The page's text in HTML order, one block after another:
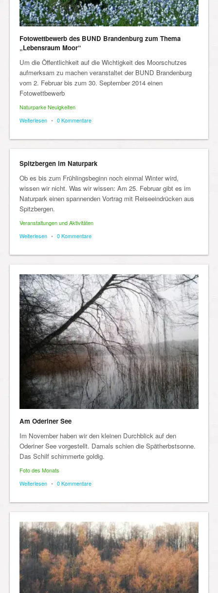
Fotowettbewerb des BUND Brandenburg zum Thema
„Lebensraum Moor“
Um die Öffentlichkeit auf die Wichtigkeit des Moorschutzes
aufmerksam zu machen veranstaltet der BUND Brandenburg
vom 2. Februar bis zum 30. September 2014 einen
Fotowettbewerb
Naturparke Neuigkeiten
Weiterlesen • 0 Kommentare
Spitzbergen im Naturpark
Ob es bis zum Frühlingsbeginn noch einmal Winter wird,
wissen wir nicht. Was wir wissen: Am 25. Februar gibt es im
Naturpark einen spannenden Vortrag mit Reiseeindrücken aus
Spitzbergen.
Veranstaltungen und Aktivitäten
Weiterlesen • 0 Kommentare
Am Oderiner See
Im November haben wir den kleinen Durchblick auf den
Oderiner See vorgestellt. Damals schien die Spätherbstsonne.
Das Schilf schimmerte goldig.
Foto des Monats
Weiterlesen • 0 Kommentare